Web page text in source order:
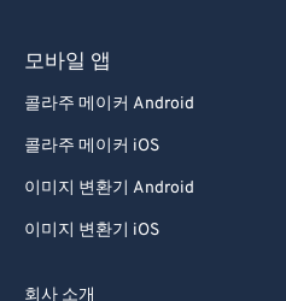
모바일 앱
콜라주 메이커 Android
콜라주 메이커 iOS
이미지 변환기 Android
이미지 변환기 iOS
회사 소개